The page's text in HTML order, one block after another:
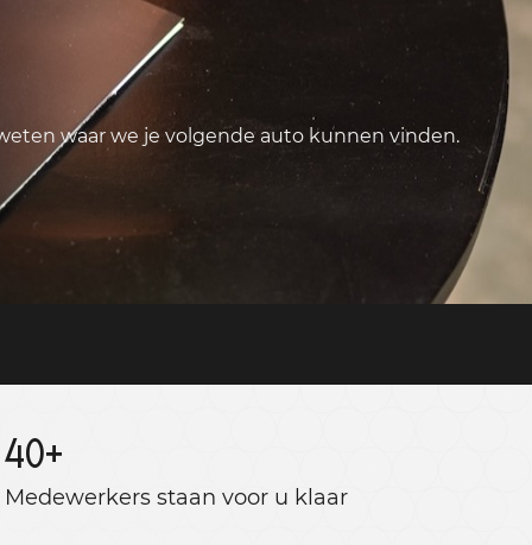
waar we je volgende auto kunnen vinden.
40+
Medewerkers staan ​​voor u klaar